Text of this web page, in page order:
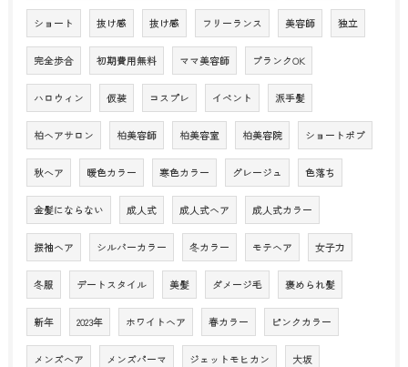
ショート 抜け感 抜け感 フリーランス 美容師 独立
完全歩合 初期費用無料 ママ美容師 ブランクOK
ハロウィン 仮装 コスプレ イベント 派手髪
柏ヘアサロン 柏美容師 柏美容室 柏美容院 ショートボブ
秋へア 暖色カラー 寒色カラー グレージュ 色落ち
金髪にならない 成人式 成人式ヘア 成人式カラー
振袖ヘア シルバーカラー 冬カラー モテヘア 女子力
冬服 デートスタイル 美髪 ダメージ毛 褒められ髪
新年 2023年 ホワイトヘア 春カラー ピンクカラー
メンズへア メンズパーマ ジェットモヒカン 大坂